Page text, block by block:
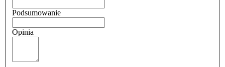
Podsumowanie
Opinia